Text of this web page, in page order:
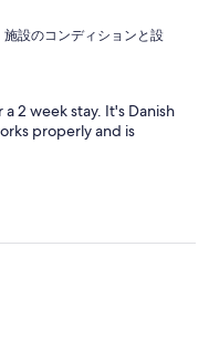
設のコンディションと設
2 week stay. It's Danish
properly and is